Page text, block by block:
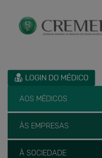
AOS MÉDICOS
ÀS EMPRESAS
À SOCIEDADE